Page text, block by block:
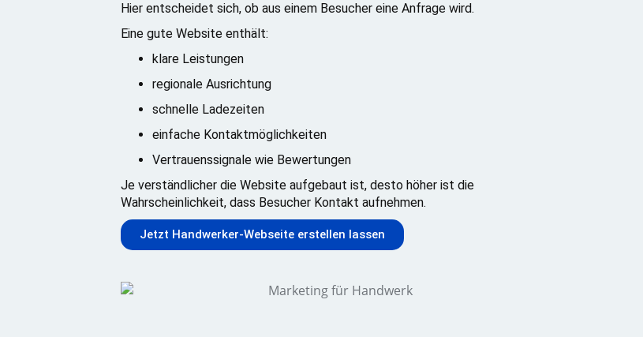
Hier entscheidet sich, ob aus einem Besucher eine Anfrage wird.
Eine gute Website enthält:
klare Leistungen
regionale Ausrichtung
schnelle Ladezeiten
einfache Kontaktmöglichkeiten
Vertrauenssignale wie Bewertungen
Je verständlicher die Website aufgebaut ist, desto höher ist die
Wahrscheinlichkeit, dass Besucher Kontakt aufnehmen.
Jetzt Handwerker-Webseite erstellen lassen